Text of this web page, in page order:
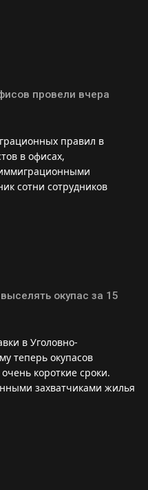
провели вчера
правил в
в офисах,
сотни сотрудников
окупас за 15
в Уголовно-
теперь окупасов
короткие сроки.
захватчиками жилья